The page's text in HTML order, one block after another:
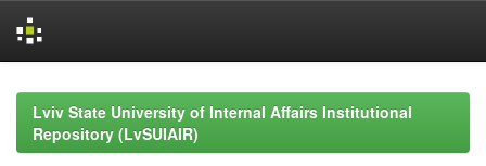
navigationLviv State University of Internal Affairs Institutional
Repository (LvSUIAIR)